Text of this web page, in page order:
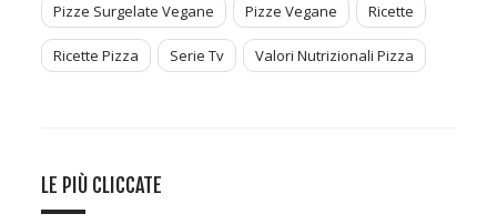
Pizze Surgelate Vegane Pizze Vegane Ricette
Ricette Pizza Serie Tv Valori Nutrizionali Pizza
LE PIÙ CLICCATE